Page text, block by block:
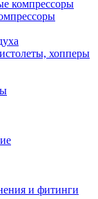
компрессоры
хопперы
и фитинги